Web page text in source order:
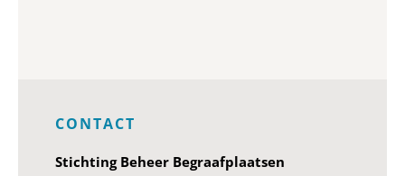
CONTACT
Stichting Beheer Begraafplaatsen